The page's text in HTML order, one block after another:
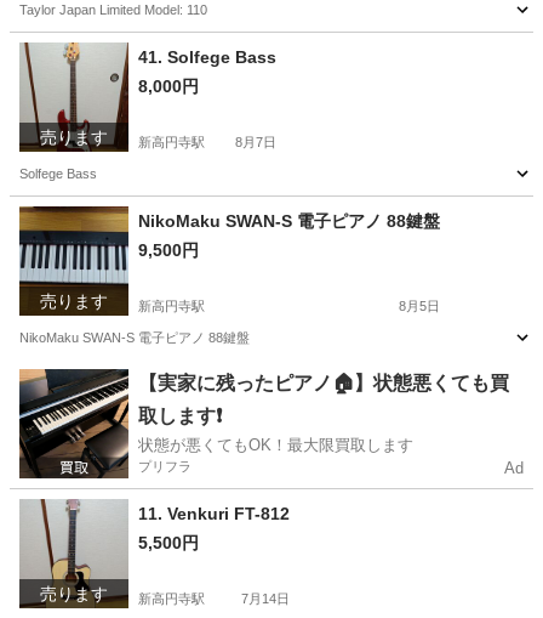
Taylor Japan Limited Model: 110
東京 杉並区
売ります
41. Solfege Bass
8,000円
新高円寺駅 8月7日
Solfege Bass
東京 杉並区 弦楽器、ギター
売ります
NikoMaku SWAN-S 電子ピアノ 88鍵盤
9,500円
新高円寺駅 8月5日
NikoMaku SWAN-S 電子ピアノ 88鍵盤
東京 杉並区 新高円寺駅 鍵盤楽器、ピアノ
【実家に残ったピアノ🏠】状態悪くても買
取します❗️
状態が悪くてもOK！最大限買取します
プリフラ Ad
売ります
11. Venkuri FT-812
5,500円
新高円寺駅 7月14日